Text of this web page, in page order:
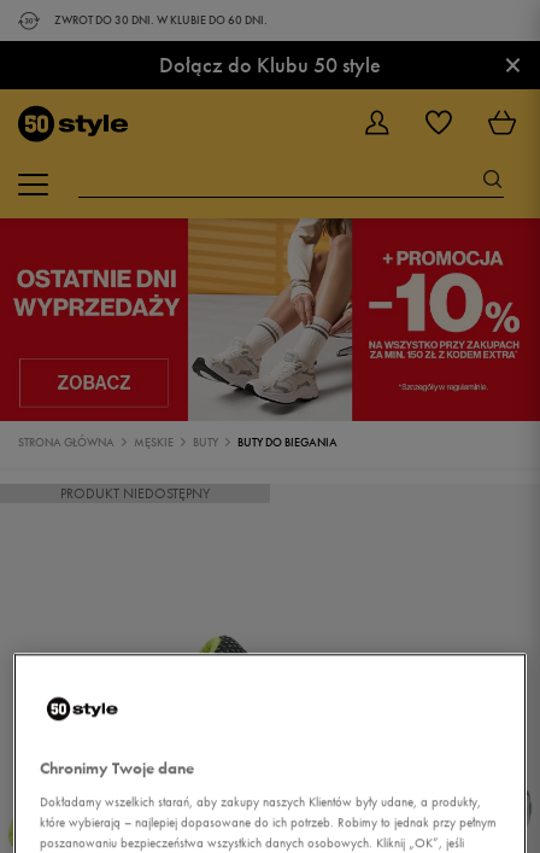
ZWROT DO 30 DNI. W KLUBIE DO 60 DNI.
Dołącz do Klubu 50 style ×
STRONA GŁÓWNA MĘSKIE BUTY BUTY DO BIEGANIA
PRODUKT NIEDOSTĘPNY
Chronimy Twoje dane
Dokładamy wszelkich starań, aby zakupy naszych Klientów były udane, a produkty,
które wybierają – najlepiej dopasowane do ich potrzeb. Robimy to jednak przy pełnym
poszanowaniu bezpieczeństwa wszystkich danych osobowych. Kliknij „OK”, jeśli